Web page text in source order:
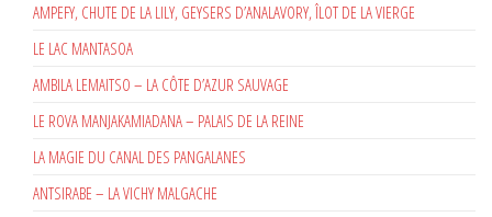
AMPEFY, CHUTE DE LA LILY, GEYSERS D’ANALAVORY, ÎLOT DE LA VIERGE
LE LAC MANTASOA
AMBILA LEMAITSO – LA CÔTE D’AZUR SAUVAGE
LE ROVA MANJAKAMIADANA – PALAIS DE LA REINE
LA MAGIE DU CANAL DES PANGALANES
ANTSIRABE – LA VICHY MALGACHE